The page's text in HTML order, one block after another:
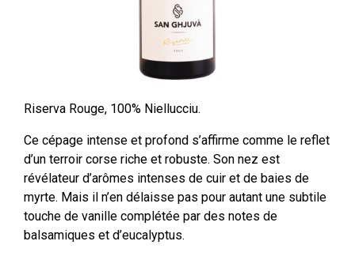
Riserva Rouge, 100% Niellucciu.
Ce cépage intense et profond s’affirme comme le reflet
d’un terroir corse riche et robuste. Son nez est
révélateur d’arômes intenses de cuir et de baies de
myrte. Mais il n’en délaisse pas pour autant une subtile
touche de vanille complétée par des notes de
balsamiques et d’eucalyptus.